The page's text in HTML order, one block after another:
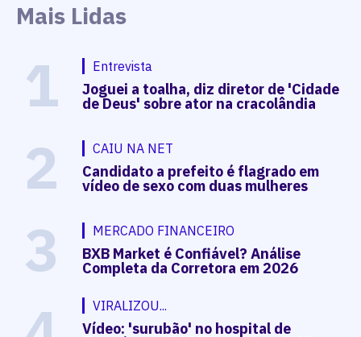
Mais Lidas
1 Entrevista
Joguei a toalha, diz diretor de 'Cidade
de Deus' sobre ator na cracolândia
2 CAIU NA NET
Candidato a prefeito é flagrado em
vídeo de sexo com duas mulheres
3 MERCADO FINANCEIRO
BXB Market é Confiável? Análise
Completa da Corretora em 2026
VIRALIZOU...
Vídeo: 'surubão' no hospital de